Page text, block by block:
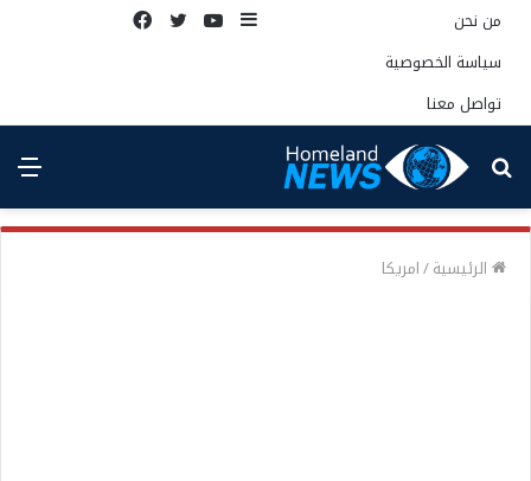
من نحن
سياسة الخصوصية
تواصل معنا
إضافة يوتيوبتويتر
بحث
عن
الرئيسية/امريكا